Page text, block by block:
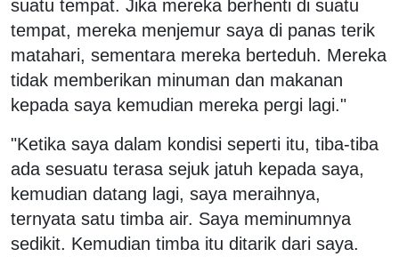
suatu tempat. Jika mereka berhenti di suatu
tempat, mereka menjemur saya di panas terik
matahari, sementara mereka berteduh. Mereka
tidak memberikan minuman dan makanan
kepada saya kemudian mereka pergi lagi."
"Ketika saya dalam kondisi seperti itu, tiba-tiba
ada sesuatu terasa sejuk jatuh kepada saya,
kemudian datang lagi, saya meraihnya,
ternyata satu timba air. Saya meminumnya
sedikit. Kemudian timba itu ditarik dari saya.